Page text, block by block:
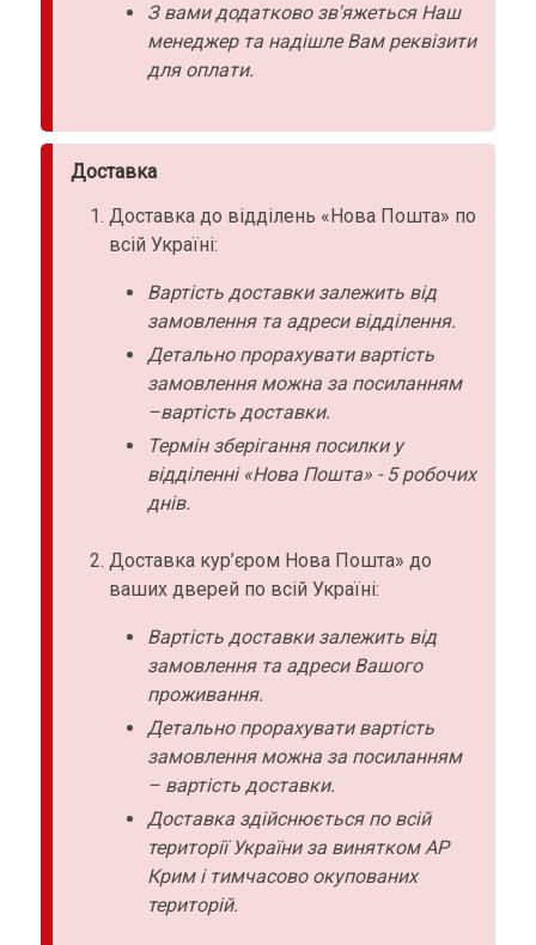
З вами додатково зв'яжеться Наш
менеджер та надішле Вам реквізити
для оплати.
Доставка
Доставка до відділень «Нова Пошта» по
всій Україні:
Вартість доставки залежить від
замовлення та адреси відділення.
Детально прорахувати вартість
замовлення можна за посиланням
–вартість доставки.
Термін зберігання посилки у
відділенні «Нова Пошта» - 5 робочих
днів.
Доставка кур’єром Нова Пошта» до
ваших дверей по всій Україні:
Вартість доставки залежить від
замовлення та адреси Вашого
проживання.
Детально прорахувати вартість
замовлення можна за посиланням
– вартість доставки.
Доставка здійснюється по всій
території України за винятком АР
Крим і тимчасово окупованих
територій.